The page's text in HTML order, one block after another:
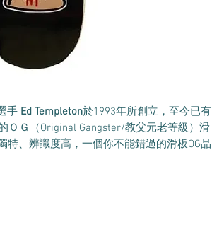
手 Ed Templeton於1993年所創立，至今已有
ＯＧ（Original Gangster/教父元老等級）滑
特、辨識度高，一個你不能錯過的滑板OG品